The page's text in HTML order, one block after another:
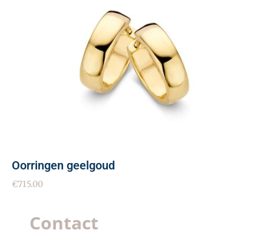
Oorringen geelgoud
€715.00
Contact